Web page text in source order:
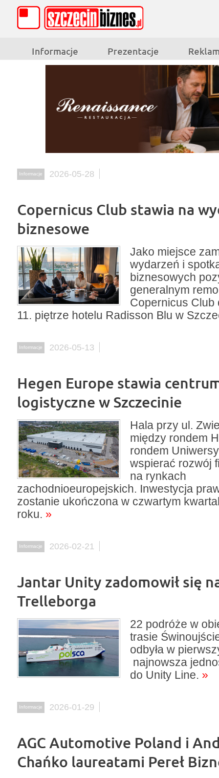
Informacje Prezentacje
Informacje 2026-05-28
Copernicus Club stawia na
biznesowe
Jako miejsce
wydarzeń i
biznesowych
generalnym
Copernicus Club
11. piętrze hotelu Radisson Blu w
Informacje 2026-05-13
Hegen Europe stawia
logistyczne w Szczecinie
Hala przy ul.
między rondem
rondem
wspierać rozwój
na rynkach
zachodnioeuropejskich. Inwestycja
zostanie ukończona w czwartym
roku. »
Informacje 2026-02-21
Jantar Unity zadomowił się
Trelleborga
22 podróże w
trasie
odbyła w
najnowsza
do Unity Line. »
Informacje 2026-01-29
AGC Automotive Poland i
Chańko laureatami Pereł